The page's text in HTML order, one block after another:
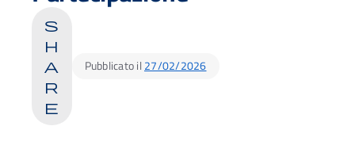
s
h
a
r
e
Pubblicato il 27/02/2026